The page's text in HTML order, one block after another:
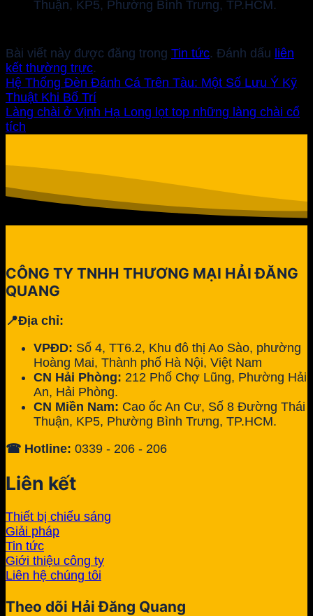
Thuận, KP5, Phường Bình Trưng, TP.HCM.
Bài viết này được đăng trong Tin tức. Đánh dấu liên
kết thường trực.
Hệ Thống Đèn Đánh Cá Trên Tàu: Một Số Lưu Ý Kỹ
Thuật Khi Bố Trí
Làng chài ở Vịnh Hạ Long lọt top những làng chài cổ
tích
CÔNG TY TNHH THƯƠNG MẠI HẢI ĐĂNG
QUANG
📍Địa chỉ:
VPĐD: Số 4, TT6.2, Khu đô thị Ao Sào, phường
Hoàng Mai, Thành phố Hà Nội, Việt Nam
CN Hải Phòng: 212 Phố Chợ Lũng, Phường Hải
An, Hải Phòng.
CN Miền Nam: Cao ốc An Cư, Số 8 Đường Thái
Thuận, KP5, Phường Bình Trưng, TP.HCM.
☎ Hotline: 0339 - 206 - 206
Liên kết
Thiết bị chiếu sáng
Giải pháp
Tin tức
Giới thiệu công ty
Liên hệ chúng tôi
Theo dõi Hải Đăng Quang